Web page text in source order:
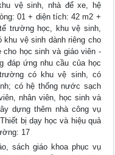
vệ sinh, nhà để xe, hệ
01 + diện tích: 42 m2 +
trường học, khu vệ sinh,
vệ sinh dành riêng cho
cho học sinh và giáo viên -
đáp ứng nhu cầu của học
có khu vệ sinh, có
có hệ thống nước sạch
nhân viên, học sinh và
dựng thêm nhà công vụ
bị dạy học và hiệu quả
17
sách giáo khoa phục vụ